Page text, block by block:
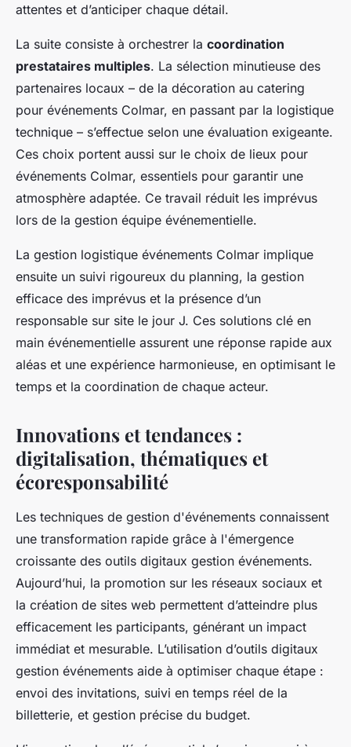
attentes et d’anticiper chaque détail.
La suite consiste à orchestrer la coordination
prestataires multiples. La sélection minutieuse des
partenaires locaux – de la décoration au catering
pour événements Colmar, en passant par la logistique
technique – s’effectue selon une évaluation exigeante.
Ces choix portent aussi sur le choix de lieux pour
événements Colmar, essentiels pour garantir une
atmosphère adaptée. Ce travail réduit les imprévus
lors de la gestion équipe événementielle.
La gestion logistique événements Colmar implique
ensuite un suivi rigoureux du planning, la gestion
efficace des imprévus et la présence d’un
responsable sur site le jour J. Ces solutions clé en
main événementielle assurent une réponse rapide aux
aléas et une expérience harmonieuse, en optimisant le
temps et la coordination de chaque acteur.
Innovations et tendances :
digitalisation, thématiques et
écoresponsabilité
Les techniques de gestion d'événements connaissent
une transformation rapide grâce à l'émergence
croissante des outils digitaux gestion événements.
Aujourd’hui, la promotion sur les réseaux sociaux et
la création de sites web permettent d’atteindre plus
efficacement les participants, générant un impact
immédiat et mesurable. L’utilisation d’outils digitaux
gestion événements aide à optimiser chaque étape :
envoi des invitations, suivi en temps réel de la
billetterie, et gestion précise du budget.